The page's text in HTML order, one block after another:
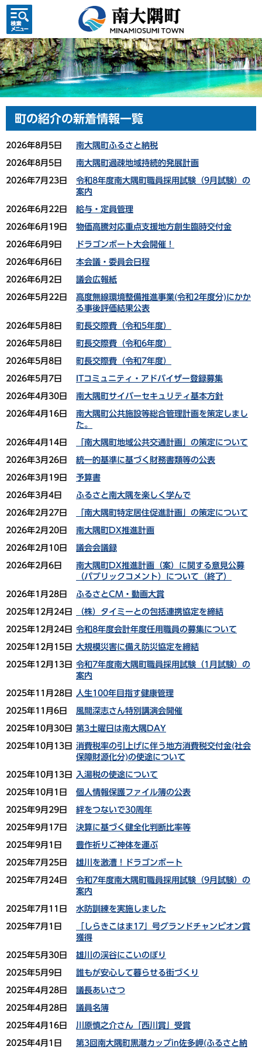
検索・
共通メ
ニュー
町の紹介の新着情報一覧
2026年8月5日 南大隅町ふるさと納税
2026年8月5日 南大隅町過疎地域持続的発展計画
2026年7月23日
令和8年度南大隅町職員採用試験（9月試験）の
案内
2026年6月22日 給与・定員管理
2026年6月19日 物価高騰対応重点支援地方創生臨時交付金
2026年6月9日 ドラゴンボート大会開催！
2026年6月6日 本会議・委員会日程
2026年6月2日 議会広報紙
2026年5月22日
高度無線環境整備推進事業(令和2年度分)にかか
る事後評価結果公表
2026年5月8日 町長交際費（令和5年度）
2026年5月8日 町長交際費（令和6年度）
2026年5月8日 町長交際費（令和7年度）
2026年5月7日 ITコミュニティ・アドバイザー登録募集
2026年4月30日 南大隅町サイバーセキュリティ基本方針
2026年4月16日
南大隅町公共施設等総合管理計画を策定しまし
た。
2026年4月14日 「南大隅町地域公共交通計画」の策定について
2026年3月26日 統一的基準に基づく財務書類等の公表
2026年3月19日 予算書
2026年3月4日 ふるさと南大隅を楽しく学んで
2026年2月27日 「南大隅町特定居住促進計画」の策定について
2026年2月20日 南大隅町DX推進計画
2026年2月10日 議会会議録
2026年2月6日
南大隅町DX推進計画（案）に関する意見公募
（パブリックコメント）について（終了）
2026年1月28日 ふるさとCM・動画大賞
2025年12月24日 （株）タイミーとの包括連携協定を締結
2025年12月24日 令和8年度会計年度任用職員の募集について
2025年12月15日 大規模災害に備え防災協定を締結
2025年12月13日
令和7年度南大隅町職員採用試験（1月試験）の
案内
2025年11月28日 人生100年目指す健康管理
2025年11月6日 風間深志さん特別講演会開催
2025年10月30日 第3土曜日は南大隅DAY
2025年10月13日
消費税率の引上げに伴う地方消費税交付金(社会
保障財源化分)の使途について
2025年10月13日 入湯税の使途について
2025年10月1日 個人情報保護ファイル簿の公表
2025年9月29日 絆をつないで30周年
2025年9月17日 決算に基づく健全化判断比率等
2025年9月1日 豊作祈りご神体を運ぶ
2025年7月25日 雄川を激漕！ドラゴンボート
2025年7月24日
令和7年度南大隅町職員採用試験（9月試験）の
案内
2025年7月11日 水防訓練を実施しました
2025年7月1日
「しらきこはま17」号グランドチャンピオン賞
獲得
2025年5月30日 雄川の渓谷にこいのぼり
2025年5月9日 誰もが安心して暮らせる街づくり
2025年4月28日 議長あいさつ
2025年4月28日 議員名簿
2025年4月16日 川原慎之介さん「西川賞」受賞
2025年4月1日
第3回南大隅町黒潮カップin佐多岬(ふるさと納